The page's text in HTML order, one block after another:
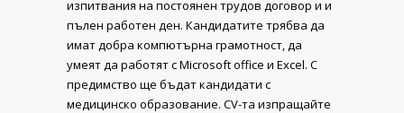
изпитвания на постоянен трудов договор и и
пълен работен ден. Кандидатите трябва да
имат добра компютърна грамотност, да
умеят да работят с Microsoft office и Excel. С
предимство ще бъдат кандидати с
медицинско образование. CV-та изпращайте